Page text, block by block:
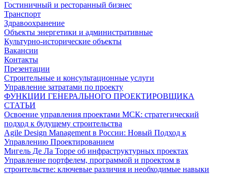
Гостиничный и ресторанный бизнес
Транспорт
Здравоохранение
Объекты энергетики и административные
Культурно-исторические объекты
Вакансии
Контакты
Презентации
Строительные и консультационные услуги
Управление затратами по проекту
ФУНКЦИИ ГЕНЕРАЛЬНОГО ПРОЕКТИРОВЩИКА
СТАТЬИ
Освоение управления проектами МСК: стратегический
подход к будущему строительства
Agile Design Management в России: Новый Подход к
Управлению Проектированием
Мигель Де Ла Торре об инфраструктурных проектах
Управление портфелем, программой и проектом в
строительстве: ключевые различия и необходимые навыки